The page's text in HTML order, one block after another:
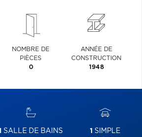
NOMBRE DE
PIÈCES
0
ANNÉE DE
CONSTRUCTION
1948
SALLE DE BAINS 1 SIMPLE